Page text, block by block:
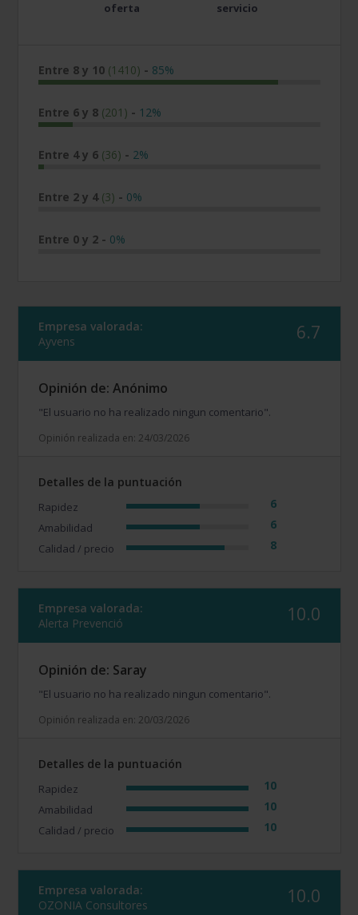
oferta
servicio
Entre 8 y 10 (1410) - 85%
Entre 6 y 8 (201) - 12%
Entre 4 y 6 (36) - 2%
Entre 2 y 4 (3) - 0%
Entre 0 y 2 - 0%
Empresa valorada:
Ayvens
6.7
Opinión de: Anónimo
"El usuario no ha realizado ningun comentario".
Opinión realizada en: 24/03/2026
Detalles de la puntuación
Rapidez 6
Amabilidad 6
Calidad / precio 8
Empresa valorada:
Alerta Prevenció
10.0
Opinión de: Saray
"El usuario no ha realizado ningun comentario".
Opinión realizada en: 20/03/2026
Detalles de la puntuación
Rapidez 10
Amabilidad 10
Calidad / precio 10
Empresa valorada:
OZONIA Consultores
10.0